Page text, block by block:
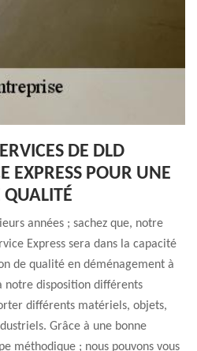
DE DLD
EXPRESS POUR UNE
années ; sachez que, notre
Express sera dans la capacité
de qualité en déménagement à
notre disposition différents
différents matériels, objets,
Grâce à une bonne
méthodique ; nous pouvons vous